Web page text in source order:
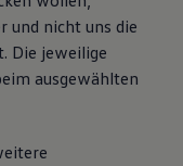
und nicht uns die
Die jeweilige
ausgewählten